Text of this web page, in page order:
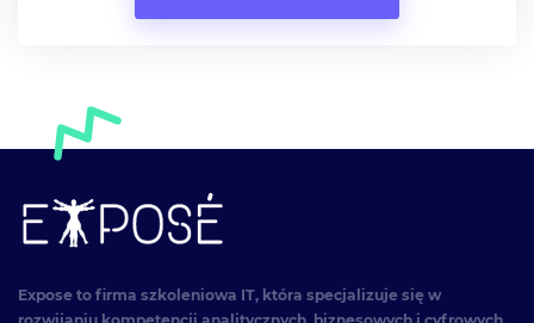
Expose to firma szkoleniowa IT, która specjalizuje się w